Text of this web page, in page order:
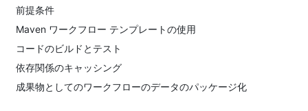
前提条件
Maven ワークフロー テンプレートの使用
コードのビルドとテスト
依存関係のキャッシング
成果物としてのワークフローのデータのパッケージ化